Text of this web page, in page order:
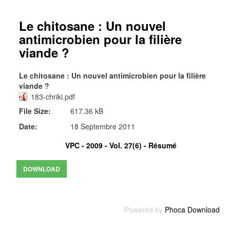
Le chitosane : Un nouvel
antimicrobien pour la filière
viande ?
Le chitosane : Un nouvel antimicrobien pour la filière
viande ?
183-chriki.pdf
File Size:
617.36 kB
Date:
18 Septembre 2011
VPC - 2009 - Vol. 27(6) - Résumé
Powered by Phoca Download